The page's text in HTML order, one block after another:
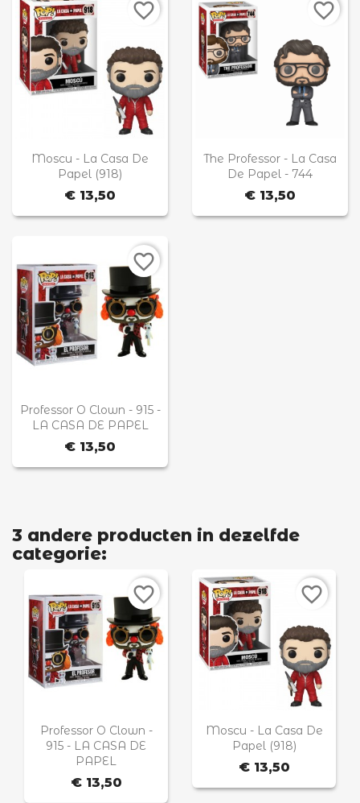
Snel bekijken
Moscu - La Casa De
Papel (918)
€ 13,50
favorite_border
Snel bekijken
The Professor - La Casa
De Papel - 744
€ 13,50
favorite_border
Snel bekijken
Professor O Clown - 915 -
LA CASA DE PAPEL
€ 13,50
favorite_border
3 andere producten in dezelfde
categorie:
Snel bekijken
Professor O Clown -
915 - LA CASA DE
PAPEL
€ 13,50
favorite_border
Snel bekijken
Moscu - La Casa De
Papel (918)
€ 13,50
favorite_border
Maak een verlanglijst ×
Verlanglijst naam
Annuleren